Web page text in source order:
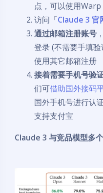
点，可以使用Warp
访问「Claude 3 官
通过邮箱注册账号
登录 (不需要手填
使用其它邮箱注册
接着需要手机号验
们可借助国外接码
国外手机号进行认
支持支付宝
Claude 3 与竞品模型多